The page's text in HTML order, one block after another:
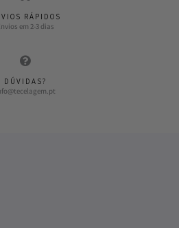
RÁPIDOS
em 2-3 dias
DÚVIDAS?